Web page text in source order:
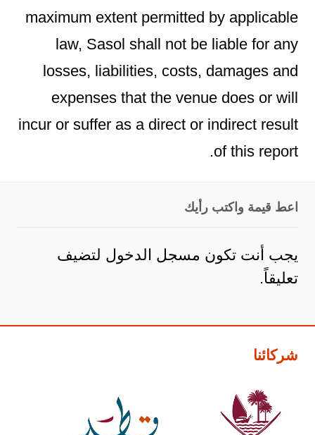
maximum extent permitted by applicable
law, Sasol shall not be liable for any
losses, liabilities, costs, damages and
expenses that the venue does or will
incur or suffer as a direct or indirect result
of this report.
اعط قيمة واكتب رأيك
يجب أنت تكون مسجل الدخول لتضيف
تعليقاً.
شركائنا